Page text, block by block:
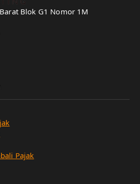
Blok G1 Nomor 1M
Pajak